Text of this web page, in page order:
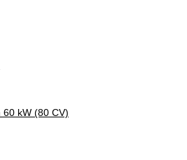
60 kW (80 CV)